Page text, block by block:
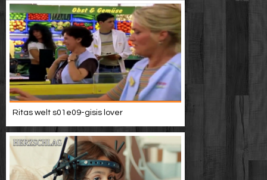
Ritas welt s01e09-gisis lover